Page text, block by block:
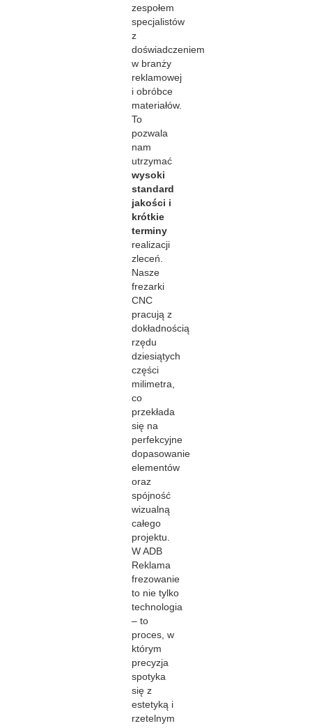
zespołem
specjalistów
z
doświadczeniem
w branży
reklamowej
i obróbce
materiałów.
To
pozwala
nam
utrzymać
wysoki
standard
jakości i
krótkie
terminy
realizacji
zleceń.
Nasze
frezarki
CNC
pracują z
dokładnością
rzędu
dziesiątych
części
milimetra,
co
przekłada
się na
perfekcyjne
dopasowanie
elementów
oraz
spójność
wizualną
całego
projektu.
W ADB
Reklama
frezowanie
to nie tylko
technologia
– to
proces, w
którym
precyzja
spotyka
się z
estetyką i
rzetelnym